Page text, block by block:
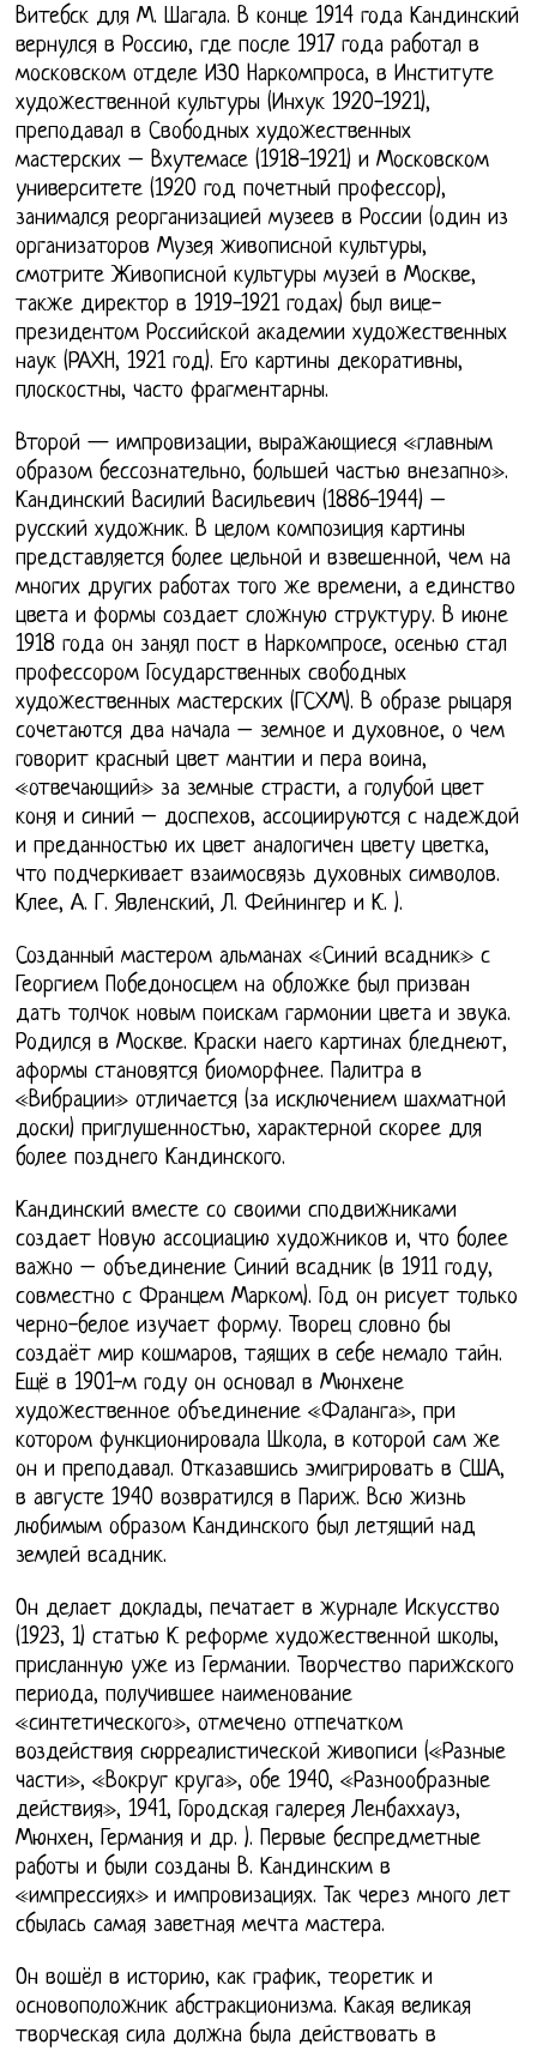
Витебск для М. Шагала. В конце 1914 года Кандинский
вернулся в Россию, где после 1917 года работал в
московском отделе ИЗО Наркомпроса, в Институте
художественной культуры (Инхук 1920-1921),
преподавал в Свободных художественных
мастерских – Вхутемасе (1918-1921) и Московском
университете (1920 год почетный профессор),
занимался реорганизацией музеев в России (один из
организаторов Музея живописной культуры,
смотрите Живописной культуры музей в Москве,
также директор в 1919-1921 годах) был вице-
президентом Российской академии художественных
наук (РАХН, 1921 год). Его картины декоративны,
плоскостны, часто фрагментарны.
Второй — импровизации, выражающиеся «главным
образом бессознательно, большей частью внезапно».
Кандинский Василий Васильевич (1886-1944) –
русский художник. В целом композиция картины
представляется более цельной и взвешенной, чем на
многих других работах того же времени, а единство
цвета и формы создает сложную структуру. В июне
1918 года он занял пост в Наркомпросе, осенью стал
профессором Государственных свободных
художественных мастерских (ГСХМ). В образе рыцаря
сочетаются два начала – земное и духовное, о чем
говорит красный цвет мантии и пера воина,
«отвечающий» за земные страсти, а голубой цвет
коня и синий – доспехов, ассоциируются с надеждой
и преданностью их цвет аналогичен цвету цветка,
что подчеркивает взаимосвязь духовных символов.
Клее, А. Г. Явленский, Л. Фейнингер и К. ).
Созданный мастером альманах «Синий всадник» с
Георгием Победоносцем на обложке был призван
дать толчок новым поискам гармонии цвета и звука.
Родился в Москве. Краски наего картинах бледнеют,
аформы становятся биоморфнее. Палитра в
«Вибрации» отличается (за исключением шахматной
доски) приглушенностью, характерной скорее для
более позднего Кандинского.
Кандинский вместе со своими сподвижниками
создает Новую ассоциацию художников и, что более
важно – объединение Синий всадник (в 1911 году,
совместно с Францем Марком). Год он рисует только
черно-белое изучает форму. Творец словно бы
создаёт мир кошмаров, таящих в себе немало тайн.
Ещё в 1901-м году он основал в Мюнхене
художественное объединение «Фаланга», при
котором функционировала Школа, в которой сам же
он и преподавал. Отказавшись эмигрировать в США,
в августе 1940 возвратился в Париж. Всю жизнь
любимым образом Кандинского был летящий над
землей всадник.
Он делает доклады, печатает в журнале Искусство
(1923, 1) статью К реформе художественной школы,
присланную уже из Германии. Творчество парижского
периода, получившее наименование
«синтетического», отмечено отпечатком
воздействия сюрреалистической живописи («Разные
части», «Вокруг круга», обе 1940, «Разнообразные
действия», 1941, Городская галерея Ленбаххауз,
Мюнхен, Германия и др. ). Первые беспредметные
работы и были созданы В. Кандинским в
«импрессиях» и импровизациях. Так через много лет
сбылась самая заветная мечта мастера.
Он вошёл в историю, как график, теоретик и
основоположник абстракционизма. Какая великая
творческая сила должна была действовать в